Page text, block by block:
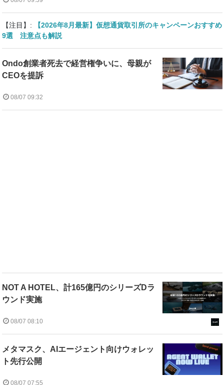
【注目】:
【2026年8月最新】仮想通貨取引所のキャンペーンおすすめ
9選 注意点も解説
Ondo創業者死去で経営権争いに、母親が
CEOを提訴
08/07 09:32
NOT A HOTEL、計165億円のシリーズDラ
ウンド実施
08/07 08:10
メタマスク、AIエージェント向けウォレッ
ト先行公開
08/07 07:55